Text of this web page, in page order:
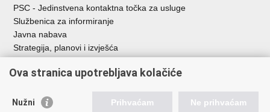
PSC - Jedinstvena kontaktna točka za usluge
Službenica za informiranje
Javna nabava
Strategija, planovi i izvješća
Ova stranica upotrebljava kolačiće
Nužni Prihvaćam Ne prihvaćam